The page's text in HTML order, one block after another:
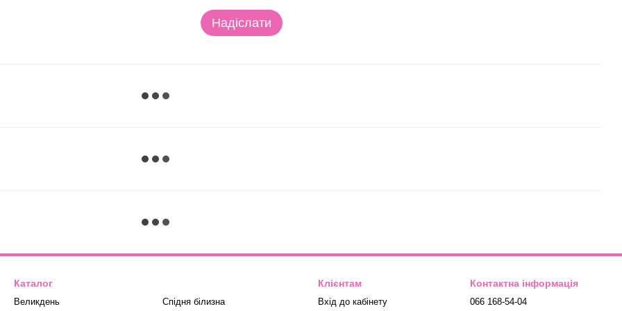
Надіслати
Каталог
Великдень Спідня білизна
Клієнтам
Вхід до кабінету
Контактна інформація
066 168-54-04